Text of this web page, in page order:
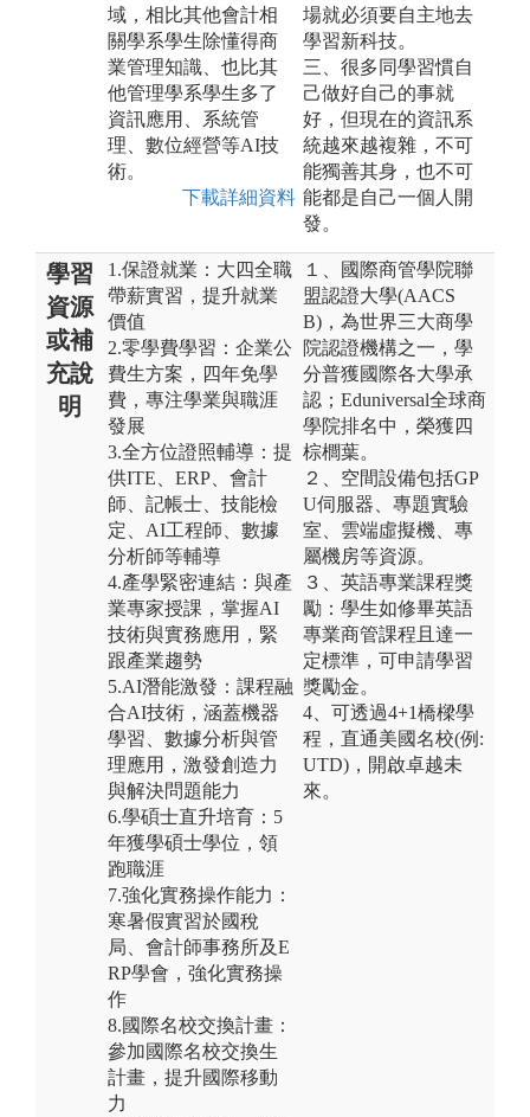
域，相比其他會計相
關學系學生除懂得商
業管理知識、也比其
他管理學系學生多了
資訊應用、系統管
理、數位經營等AI技
術。
下載詳細資料
場就必須要自主地去
學習新科技。
三、很多同學習慣自
己做好自己的事就
好，但現在的資訊系
統越來越複雜，不可
能獨善其身，也不可
能都是自己一個人開
發。
學習
資源
或補
充說
明
1.保證就業：大四全職
帶薪實習，提升就業
價值
2.零學費學習：企業公
費生方案，四年免學
費，專注學業與職涯
發展
3.全方位證照輔導：提
供ITE、ERP、會計
師、記帳士、技能檢
定、AI工程師、數據
分析師等輔導
4.產學緊密連結：與產
業專家授課，掌握AI
技術與實務應用，緊
跟產業趨勢
5.AI潛能激發：課程融
合AI技術，涵蓋機器
學習、數據分析與管
理應用，激發創造力
與解決問題能力
6.學碩士直升培育：5
年獲學碩士學位，領
跑職涯
7.強化實務操作能力：
寒暑假實習於國稅
局、會計師事務所及E
RP學會，強化實務操
作
8.國際名校交換計畫：
參加國際名校交換生
計畫，提升國際移動
力
１、國際商管學院聯
盟認證大學(AACS
B)，為世界三大商學
院認證機構之一，學
分普獲國際各大學承
認；Eduniversal全球商
學院排名中，榮獲四
棕櫚葉。
２、空間設備包括GP
U伺服器、專題實驗
室、雲端虛擬機、專
屬機房等資源。
３、英語專業課程獎
勵：學生如修畢英語
專業商管課程且達一
定標準，可申請學習
獎勵金。
4、可透過4+1橋樑學
程，直通美國名校(例:
UTD)，開啟卓越未
來。